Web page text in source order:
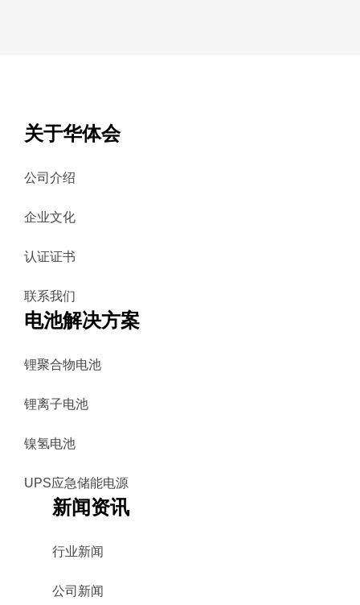
关于华体会
公司介绍
企业文化
认证证书
联系我们
电池解决方案
锂聚合物电池
锂离子电池
镍氢电池
UPS应急储能电源
新闻资讯
行业新闻
公司新闻